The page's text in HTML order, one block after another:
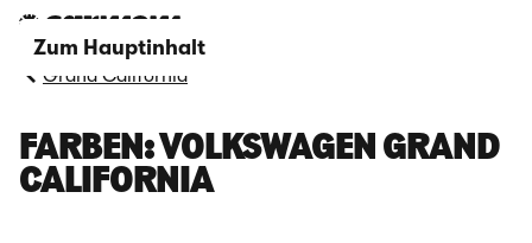
Zum Hauptinhalt
Grand California
FARBEN: VOLKSWAGEN GRAND
CALIFORNIA